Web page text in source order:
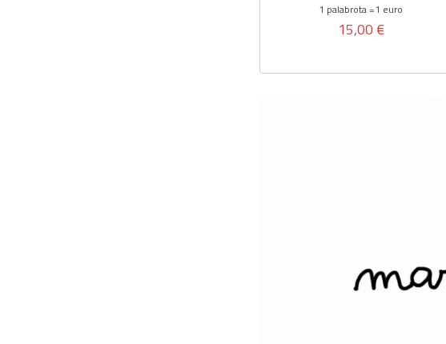
1 palabrota =1 euro
15,00 €